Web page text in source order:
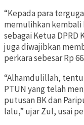
“Kepada para
memulihkan kembali
sebagai Ketua DPRD
juga diwajibkan
perkara sebesar Rp
“Alhamdulillah,
PTUN yang telah
putusan BK dan
lalu,” ujar Zul, usai